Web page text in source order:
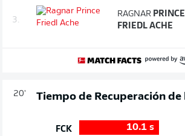
3.
RAGNARPRINCE
FRIEDL ACHE
20' Tiempo de Recuperación de
FCK 10.1 s